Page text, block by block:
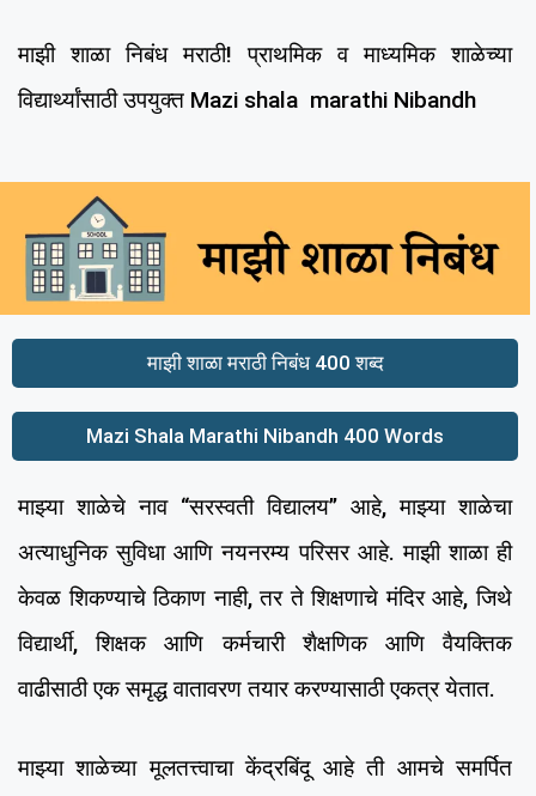
माझी शाळा निबंध मराठी! प्राथमिक व माध्यमिक शाळेच्या
विद्यार्थ्यांसाठी उपयुक्त Mazi shala marathi Nibandh
माझी शाळा मराठी निबंध 400 शब्द
Mazi Shala Marathi Nibandh 400 Words
माझ्या शाळेचे नाव “सरस्वती विद्यालय” आहे, माझ्या शाळेचा
अत्याधुनिक सुविधा आणि नयनरम्य परिसर आहे. माझी शाळा ही
केवळ शिकण्याचे ठिकाण नाही, तर ते शिक्षणाचे मंदिर आहे, जिथे
विद्यार्थी, शिक्षक आणि कर्मचारी शैक्षणिक आणि वैयक्तिक
वाढीसाठी एक समृद्ध वातावरण तयार करण्यासाठी एकत्र येतात.
माझ्या शाळेच्या मूलतत्त्वाचा केंद्रबिंदू आहे ती आमचे समर्पित